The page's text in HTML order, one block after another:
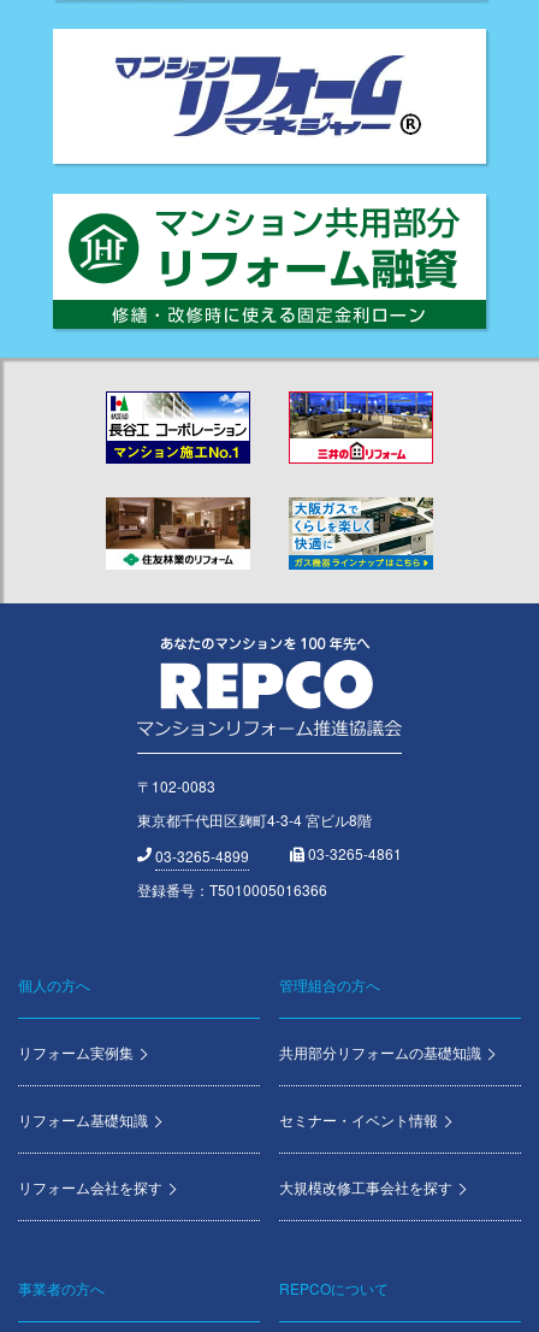
〒102-0083
東京都千代田区麹町4-3-4 宮ビル8階
03-3265-4899
03-3265-4861
登録番号：T5010005016366
Footer
menu
個人の方へ
リフォーム実例集
リフォーム基礎知識
リフォーム会社を探す
管理組合の方へ
共用部分リフォームの基礎知識
セミナー・イベント情報
大規模改修工事会社を探す
事業者の方へ REPCOについて